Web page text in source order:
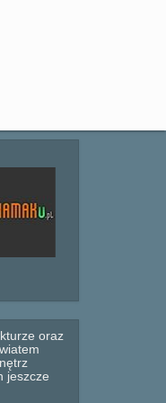
oraz
jeszcze